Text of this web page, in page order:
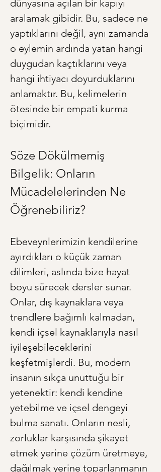
dünyasına açılan bir kapıyı
aralamak gibidir. Bu, sadece ne
yaptıklarını değil, aynı zamanda
o eylemin ardında yatan hangi
duygudan kaçtıklarını veya
hangi ihtiyacı doyurduklarını
anlamaktır. Bu, kelimelerin
ötesinde bir empati kurma
biçimidir.
Söze Dökülmemiş
Bilgelik: Onların
Mücadelelerinden Ne
Öğrenebiliriz?
Ebeveynlerimizin kendilerine
ayırdıkları o küçük zaman
dilimleri, aslında bize hayat
boyu sürecek dersler sunar.
Onlar, dış kaynaklara veya
trendlere bağımlı kalmadan,
kendi içsel kaynaklarıyla nasıl
iyileşebileceklerini
keşfetmişlerdi. Bu, modern
insanın sıkça unuttuğu bir
yetenektir: kendi kendine
yetebilme ve içsel dengeyi
bulma sanatı. Onların nesli,
zorluklar karşısında şikayet
etmek yerine çözüm üretmeye,
dağılmak yerine toparlanmanın